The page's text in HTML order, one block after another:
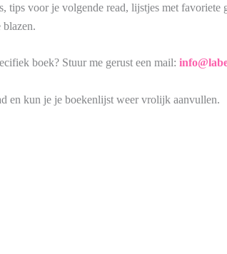
tips voor je volgende read, lijstjes met
boek? Stuur me gerust een mail:
en kun je je boekenlijst weer vrolijk aanvullen.